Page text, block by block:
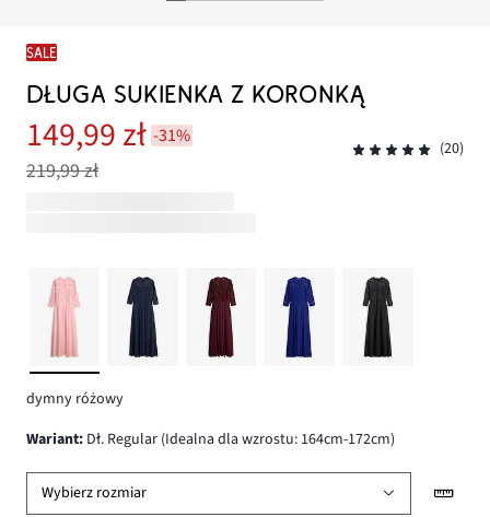
SALE
DŁUGA SUKIENKA Z KORONKĄ
149,99 zł -31%
219,99 zł
(20)
dymny różowy
wariant: Dł. Regular (Idealna dla wzrostu: 164cm-172cm)
Wybierz rozmiar